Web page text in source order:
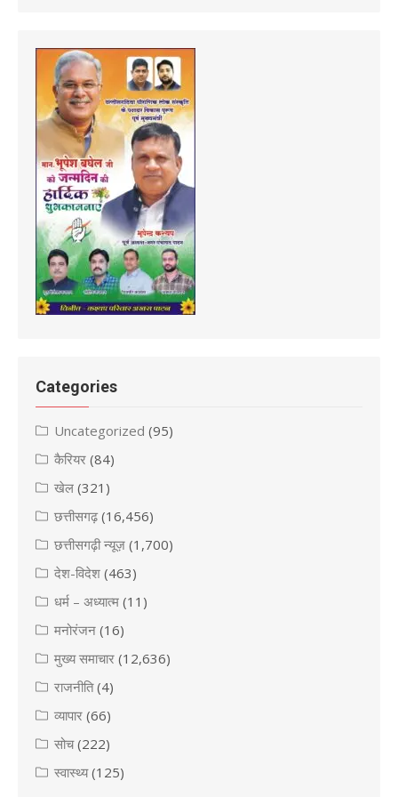
Categories
Uncategorized (95)
कैरियर (84)
खेल (321)
छत्तीसगढ़(16,456)
छत्तीसगढ़ी न्यूज़ (1,700)
देश-विदेश (463)
धर्म – अध्यात्म (11)
मनोरंजन (16)
मुख्य समाचार (12,636)
राजनीति(4)
व्यापार (66)
सोच(222)
स्वास्थ्य(125)